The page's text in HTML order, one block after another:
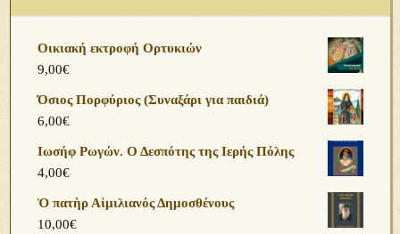
Οικιακή εκτροφή Ορτυκιών
9,00€
Όσιος Πορφύριος (Συναξάρι για παιδιά)
6,00€
Ιωσήφ Ρωγών. Ο Δεσπότης της Ιερής Πόλης
4,00€
Ὁ πατὴρ Αἰμιλιανός Δημοσθένους
10,00€